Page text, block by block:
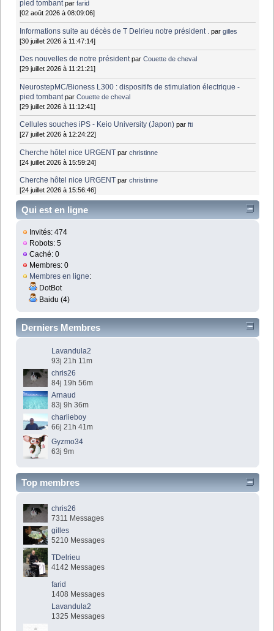
pied tombant parfarid
[02 août 2026 à 08:09:06]
Informations suite au décès de T Delrieu notre président . pargilles
[30 juillet 2026 à 11:47:14]
Des nouvelles de notre président parCouette de cheval
[29 juillet 2026 à 11:21:21]
NeurostepMC/Bioness L300 : dispositifs de stimulation électrique -
pied tombant parCouette de cheval
[29 juillet 2026 à 11:12:41]
Cellules souches iPS - Keio University (Japon) parfti
[27 juillet 2026 à 12:24:22]
Cherche hôtel nice URGENT parchristinne
[24 juillet 2026 à 15:59:24]
Cherche hôtel nice URGENT parchristinne
[24 juillet 2026 à 15:56:46]
Qui est en ligne
Invités: 474
Robots: 5
Caché: 0
Membres: 0
Membres en ligne:
DotBot
Baidu (4)
Derniers Membres
Lavandula2
93j 21h 11m
chris26
84j 19h 56m
Arnaud
83j 9h 36m
charlieboy
66j 21h 41m
Gyzmo34
63j 9m
Top membres
chris26
7311 Messages
gilles
5210 Messages
TDelrieu
4142 Messages
farid
1408 Messages
Lavandula2
1325 Messages